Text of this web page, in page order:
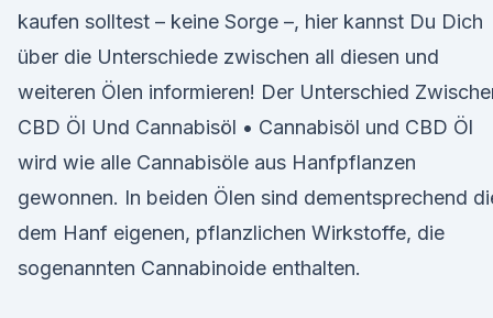
kaufen solltest – keine Sorge –, hier kannst Du Dich
über die Unterschiede zwischen all diesen und
weiteren Ölen informieren! Der Unterschied
CBD Öl Und Cannabisöl • Cannabisöl und CBD Öl
wird wie alle Cannabisöle aus Hanfpflanzen
gewonnen. In beiden Ölen sind dementsprechend
dem Hanf eigenen, pflanzlichen Wirkstoffe, die
sogenannten Cannabinoide enthalten.